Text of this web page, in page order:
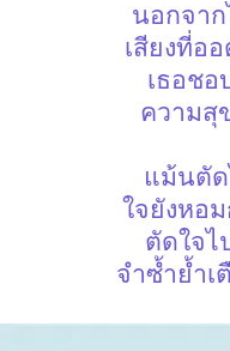
นอกจา
เสียงที่อ
เธอชอ
ความสุ
แม้นตัด
ใจยังหอ
ตัดใจไ
จำซ้ำย้ำเ